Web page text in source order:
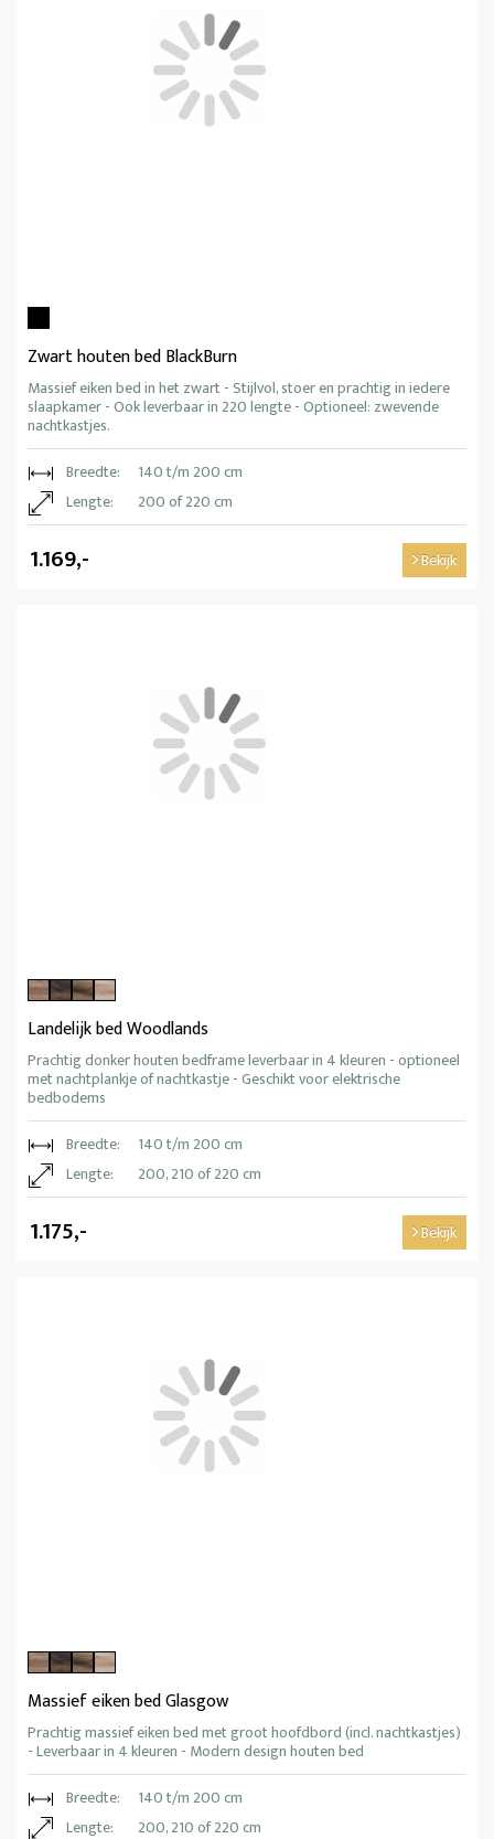
Zwart houten bed BlackBurn
Massief eiken bed in het zwart - Stijlvol, stoer en prachtig in iedere
slaapkamer - Ook leverbaar in 220 lengte - Optioneel: zwevende
nachtkastjes.
Breedte:
140 t/m 200 cm
Lengte:
200 of 220 cm
1.169,- Bekijk
Landelijk bed Woodlands
Prachtig donker houten bedframe leverbaar in 4 kleuren - optioneel
met nachtplankje of nachtkastje - Geschikt voor elektrische
bedbodems
Breedte:
140 t/m 200 cm
Lengte:
200, 210 of 220 cm
1.175,- Bekijk
Massief eiken bed Glasgow
Prachtig massief eiken bed met groot hoofdbord (incl. nachtkastjes)
- Leverbaar in 4 kleuren - Modern design houten bed
Breedte:
140 t/m 200 cm
Lengte:
200, 210 of 220 cm